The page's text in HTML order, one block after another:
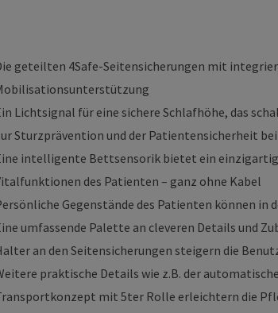
geteilten 4Safe-Seitensicherungen mit
Lichtsignal für eine sichere Schlafhöhe, das
Sturzprävention und der Patientensicherheit bei
intelligente Bettsensorik bietet ein
des Patienten – ganz ohne Kabel
Gegenstände des Patienten können in
umfassende Palette an cleveren Details und
an den Seitensicherungen steigern die
praktische Details wie z.B. der
mit 5ter Rolle erleichtern die